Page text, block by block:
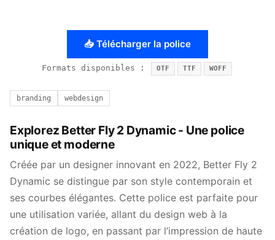
📥 Télécharger la police
Formats disponibles : OTF TTF WOFF
branding webdesign
Explorez Better Fly 2 Dynamic - Une police
unique et moderne
Créée par un designer innovant en 2022, Better Fly 2
Dynamic se distingue par son style contemporain et
ses courbes élégantes. Cette police est parfaite pour
une utilisation variée, allant du design web à la
création de logo, en passant par l’impression de haute